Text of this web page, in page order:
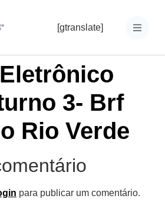
[gtranslate]
3- Brf
Rio Verde
para publicar um comentário.